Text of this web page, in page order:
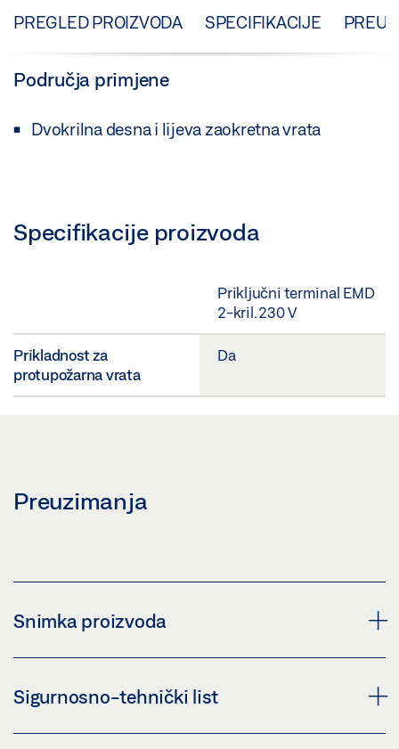
PREGLED PROIZVODA SPECIFIKACIJE
Područja primjene
Dvokrilna desna i lijeva zaokretna vrata
Specifikacije proizvoda
Priključni terminal EMD
2-kril. 230 V
Prikladnost za
protupožarna vrata
Da
Preuzimanja
Snimka proizvoda
PRIKLJUČNI TERMINAL EMD 2-KRIL. 230 V
Sigurnosno-tehnički list